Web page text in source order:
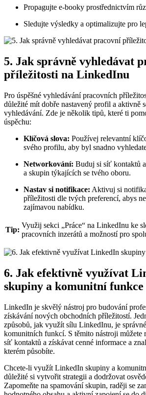
Propagujte e-booky prostřednictvím
Sledujte výsledky a optimalizujte pro
5. Jak správně vyhledávat
příležitosti na LinkedInu
Pro úspěšné vyhledávání pracovních
důležité mít dobře nastavený profil a aktivně
vyhledávání. Zde je několik tipů, které ti
úspěchu:
Klíčová slova: Používej relevantní
svého profilu, aby byl snadno
Networkování: Buduj si síť kontaktů
a skupin týkajících se tvého oboru.
Nastav si notifikace: Aktivuj si
příležitosti dle tvých preferencí, abys
zajímavou nabídku.
Tip:
Využij sekci „Práce“ na LinkedInu ke
pracovních inzerátů a možností pro
6. Jak efektivně využívat
skupiny a komunitní funkce
LinkedIn je skvělý nástroj pro budování
získávání nových obchodních příležitostí.
způsobů, jak využít sílu LinkedInu, je
komunitních funkcí. S těmito nástroji můžete
síť kontaktů a získávat cenné informace a
kterém působíte.
Chcete-li využít LinkedIn skupiny a
důležité si vytvořit strategii a dodržovat
Zapomeňte na spamování skupin, raději se